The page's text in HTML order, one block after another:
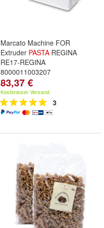
Marcato Machine FOR
Extruder PASTA REGINA
RE17-REGINA
8000011003207
83,37 €
Kostenloser Versand
3